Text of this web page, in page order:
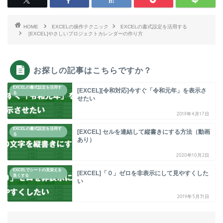
HOME EXCELの操作テクニック
EXCELの書式設定を活用する
[EXCEL]やさしいプロジェクトカレンダーの作り方
お探しの記事はこちらですか？
EXCELの書式設定を活用す
る
[EXCEL][令和対応]今すぐ「令和元年」を表示さ
せたい
2019年4月17日
EXCELの書式設定を活用す
る
[EXCEL] セルを連結して縦書きにする方法（動画
あり）
2020年10月2日
EXCELでシートの見栄えを
良くする
[EXCEL]「０」ゼロを非表示にして見やすくした
い
2019年5月31日